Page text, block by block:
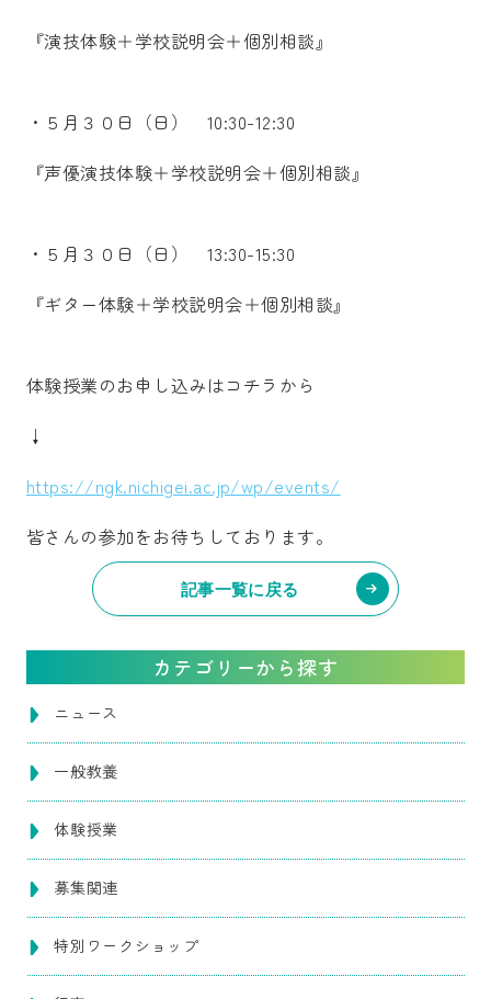
『演技体験＋学校説明会＋個別相談』
・５月３０日（日） 10:30-12:30
『声優演技体験＋学校説明会＋個別相談』
・５月３０日（日） 13:30-15:30
『ギター体験＋学校説明会＋個別相談』
体験授業のお申し込みはコチラから
↓
https://ngk.nichigei.ac.jp/wp/events/
皆さんの参加をお待ちしております。
記事一覧に戻る
カテゴリーから探す
ニュース
一般教養
体験授業
募集関連
特別ワークショップ